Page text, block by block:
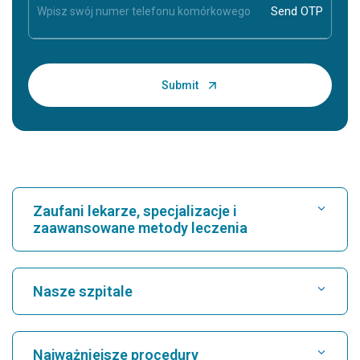
Zaufani lekarze, specjalizacje i
zaawansowane metody leczenia
Znajdź szpital
Znajdź kardiologa
Nasze szpitale
Najważniejsze procedury